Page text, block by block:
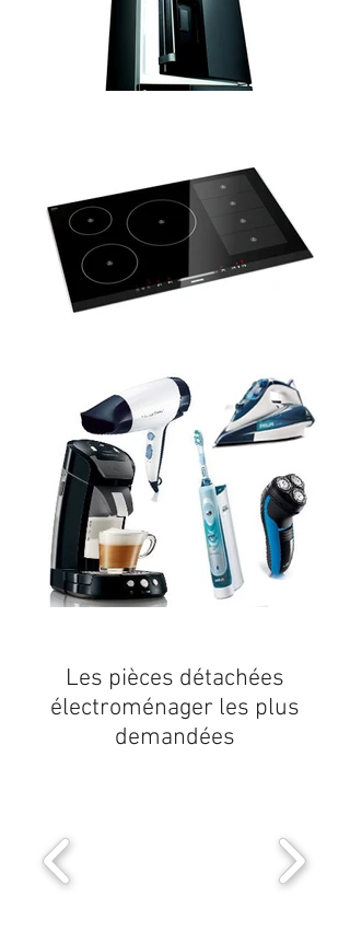
Les pièces détachées
électroménager les plus
demandées